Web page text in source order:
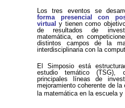
Los tres eventos se
forma presencial con
virtual y tienen como
de resultados de
matemática, en
distintos campos de la
interdisciplinaria con la
El Simposio está
estudio temático (TSG),
principales líneas de
mejoramiento coherente de la
la matemática en la escuela